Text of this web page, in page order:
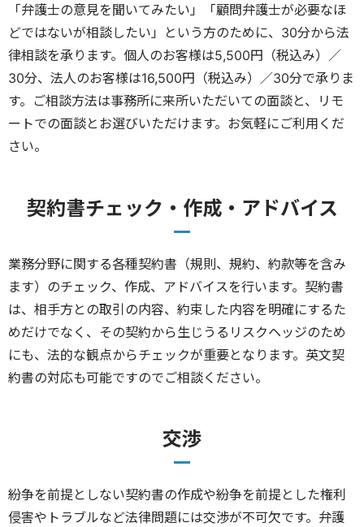
「弁護士の意見を聞いてみたい」「顧問弁護士が必要なほ
どではないが相談したい」という方のために、30分から法
律相談を承ります。個人のお客様は5,500円（税込み）／
30分、法人のお客様は16,500円（税込み）／30分で承りま
す。ご相談方法は事務所に来所いただいての面談と、リモ
ートでの面談とお選びいただけます。お気軽にご利用くだ
さい。
契約書チェック・作成・アドバイス
業務分野に関する各種契約書（規則、規約、約款等を含み
ます）のチェック、作成、アドバイスを行います。契約書
は、相手方との取引の内容、約束した内容を明確にするた
めだけでなく、その契約から生じうるリスクヘッジのため
にも、法的な観点からチェックが重要となります。英文契
約書の対応も可能ですのでご相談ください。
交渉
紛争を前提としない契約書の作成や紛争を前提とした権利
侵害やトラブルなど法律問題には交渉が不可欠です。弁護